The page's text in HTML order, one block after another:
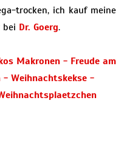
trocken, ich kauf meine
Dr. Goerg.